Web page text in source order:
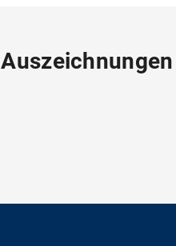
Auszeichnungen